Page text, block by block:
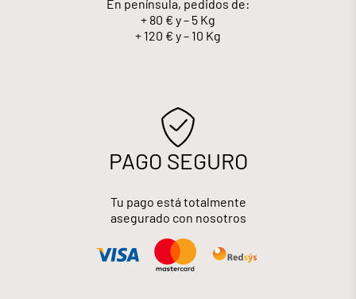
En península, pedidos de:
+ 80 € y – 5 Kg
+ 120 € y – 10 Kg
PAGO SEGURO
Tu pago está totalmente
asegurado con nosotros